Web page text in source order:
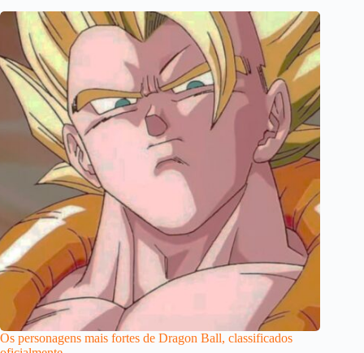
Os personagens mais fortes de Dragon Ball, classificados